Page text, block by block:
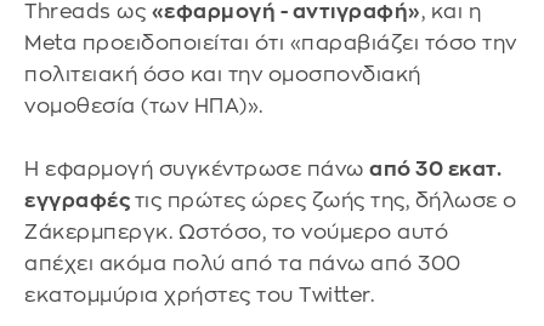
Threads ως «εφαρμογή - αντιγραφή», και η
Meta προειδοποιείται ότι «παραβιάζει τόσο την
πολιτειακή όσο και την ομοσπονδιακή
νομοθεσία (των ΗΠΑ)».
Η εφαρμογή συγκέντρωσε πάνω από 30 εκατ.
εγγραφές τις πρώτες ώρες ζωής της, δήλωσε ο
Ζάκερμπεργκ. Ωστόσο, το νούμερο αυτό
απέχει ακόμα πολύ από τα πάνω από 300
εκατομμύρια χρήστες του Twitter.